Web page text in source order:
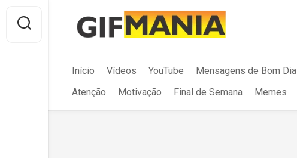
content
Início Vídeos YouTube Mensagens de Bom Dia
Atenção
Motivação Final de Semana Memes